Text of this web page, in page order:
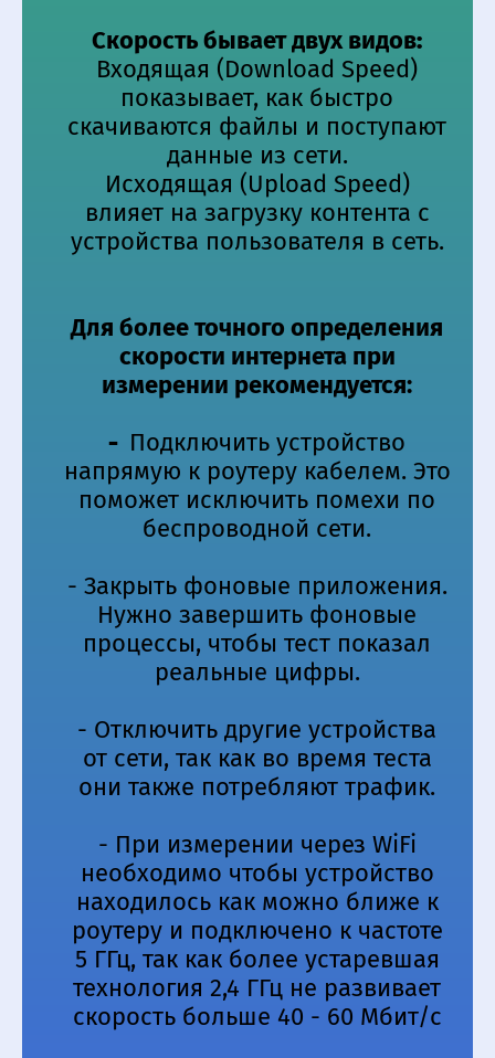
Скорость бывает двух видов:
Входящая (Download Speed)
показывает, как быcтро
скачиваются файлы и поступают
данные из сети.
Исходящая (Upload Speed)
влияет на загрузку контента с
устройства пользователя в сеть.
Для более точного определения
скорости интернета при
измерении рекомендуется:
- Подключить устройство
напрямую к роутеру кабелем. Это
поможет исключить помехи по
беспроводной сети.
- Закрыть фоновые приложения.
Нужно завершить фоновые
процессы, чтобы тест показал
реальные цифры.
- Отключить другие устройства
от сети, так как во время теста
они также потребляют трафик.
- При измерении через WiFi
необходимо чтобы устройство
находилось как можно ближе к
роутеру и подключено к частоте
5 ГГц, так как более устаревшая
технология 2,4 ГГц не развивает
скорость больше 40 - 60 Мбит/c